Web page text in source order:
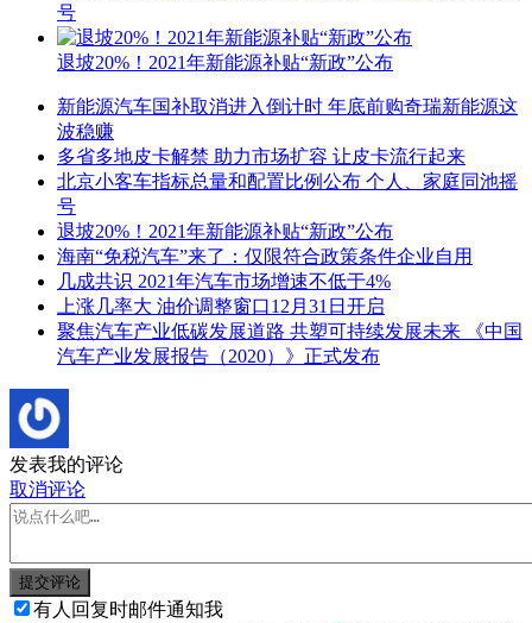
号
退坡20%！2021年新能源补贴“新政”公布
新能源汽车国补取消进入倒计时 年底前购奇瑞新能源这
波稳赚
多省多地皮卡解禁 助力市场扩容 让皮卡流行起来
北京小客车指标总量和配置比例公布 个人、家庭同池摇
号
退坡20%！2021年新能源补贴“新政”公布
海南“免税汽车”来了：仅限符合政策条件企业自用
几成共识 2021年汽车市场增速不低于4%
上涨几率大 油价调整窗口12月31日开启
聚焦汽车产业低碳发展道路 共塑可持续发展未来 《中国
汽车产业发展报告（2020）》正式发布
发表我的评论
取消评论
提交评论
有人回复时邮件通知我